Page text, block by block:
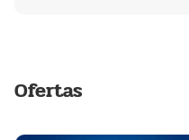
Ofertas